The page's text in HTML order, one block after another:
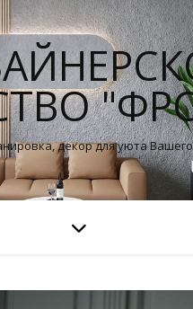
декор для уюта